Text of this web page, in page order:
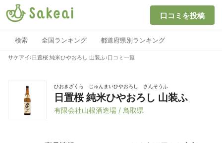
口コミを投稿
検索 全国ランキング 都道府県別ランキング
サケアイ ›日置桜 純米ひやおろし 山装ふ›口コミ一覧
ひおきざくら じゅんまいひやおろし さんそうふ
日置桜 純米ひやおろし 山装ふ
有限会社山根酒造場 / 鳥取県